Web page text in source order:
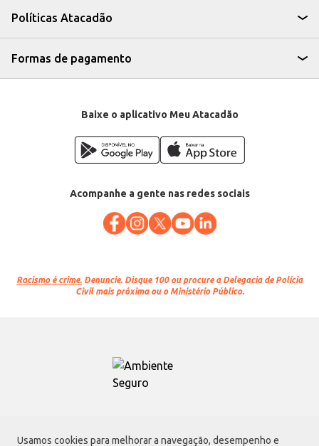
Usamos cookies para melhorar a navegação, desempenho e
Políticas Atacadão
Formas de pagamento
Baixe o aplicativo Meu Atacadão
Acompanhe a gente nas redes sociais
Racismo é crime. Denuncie. Disque 100 ou procure a Delegacia de Polícia
Civil mais próxima ou o Ministério Público.
Atacadão S.A.